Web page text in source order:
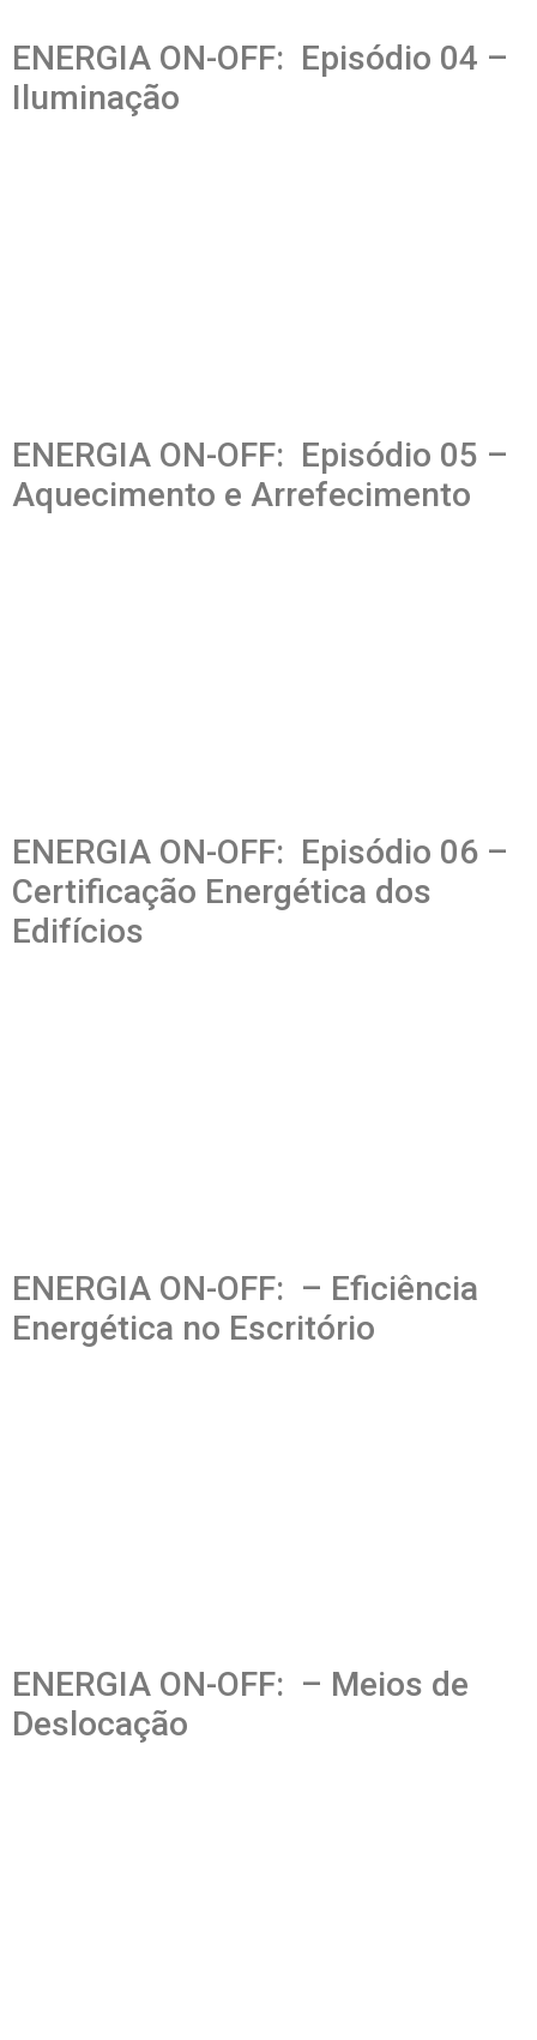
ENERGIA ON-OFF: Episódio 04 –
Iluminação
ENERGIA ON-OFF: Episódio 05 –
Aquecimento e Arrefecimento
ENERGIA ON-OFF: Episódio 06 –
Certificação Energética dos
Edifícios
ENERGIA ON-OFF: – Eficiência
Energética no Escritório
ENERGIA ON-OFF: – Meios de
Deslocação